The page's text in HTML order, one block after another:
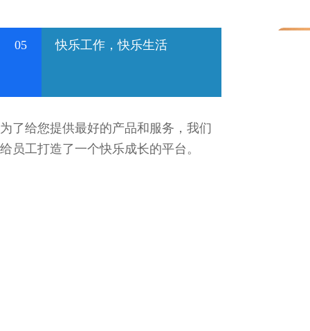
05 快乐工作，快乐生活
为了给您提供最好的产品和服务，我们
给员工打造了一个快乐成长的平台。